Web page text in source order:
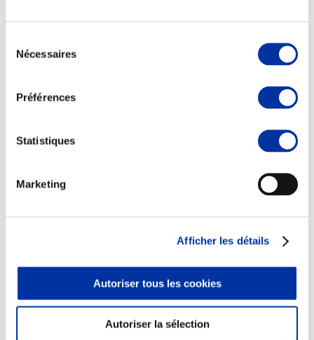
Nécessaires
Préférences
Statistiques
Marketing
Afficher les détails
Autoriser tous les cookies
Autoriser la sélection